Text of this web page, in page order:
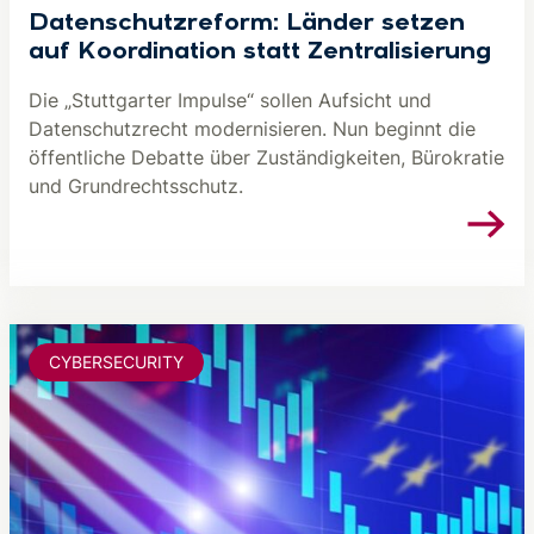
Datenschutzreform: Länder setzen
auf Koordination statt Zentralisierung
Die „Stuttgarter Impulse“ sollen Aufsicht und
Datenschutzrecht modernisieren. Nun beginnt die
öffentliche Debatte über Zuständigkeiten, Bürokratie
und Grundrechtsschutz.
CYBERSECURITY